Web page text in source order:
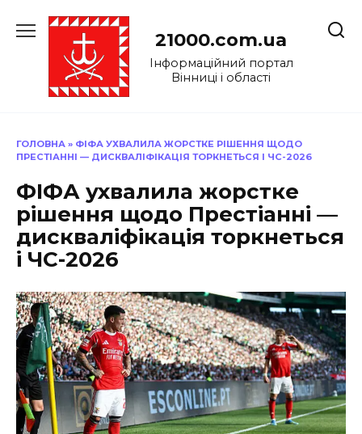
до
21000.com.ua
Інформаційний портал
Вінниці і області
ГОЛОВНА » ФІФА УХВАЛИЛА ЖОРСТКЕ РІШЕННЯ ЩОДО
ПРЕСТІАННІ — ДИСКВАЛІФІКАЦІЯ ТОРКНЕТЬСЯ І ЧС-2026
ФІФА ухвалила жорстке
рішення щодо Престіанні —
дискваліфікація торкнеться
і ЧС-2026